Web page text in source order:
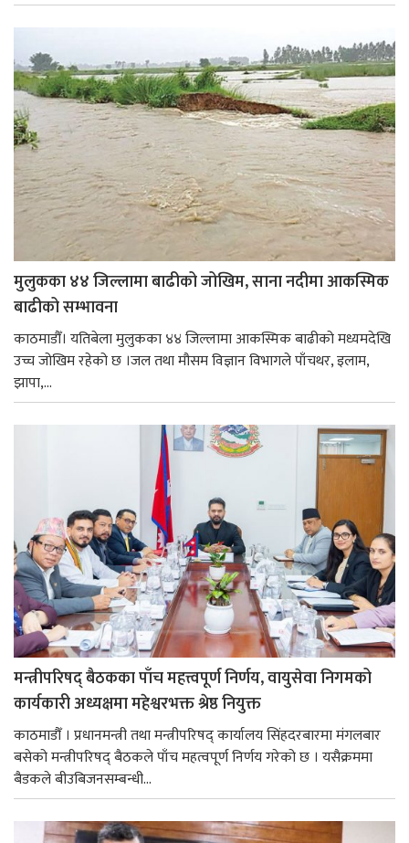
मुलुकका ४४ जिल्लामा बाढीको जोखिम, साना नदीमा आकस्मिक
बाढीको सम्भावना
काठमाडौँ। यतिबेला मुलुकका ४४ जिल्लामा आकस्मिक बाढीको मध्यमदेखि
उच्च जोखिम रहेको छ ।जल तथा मौसम विज्ञान विभागले पाँचथर, इलाम,
झापा,...
मन्त्रीपरिषद् बैठकका पाँच महत्त्वपूर्ण निर्णय, वायुसेवा निगमको
कार्यकारी अध्यक्षमा महेश्वरभक्त श्रेष्ठ नियुक्त
काठमाडौँ । प्रधानमन्त्री तथा मन्त्रीपरिषद् कार्यालय सिंहदरबारमा मंगलबार
बसेको मन्त्रीपरिषद् बैठकले पाँच महत्वपूर्ण निर्णय गरेको छ । यसैक्रममा
बैडकले बीउबिजनसम्बन्धी...